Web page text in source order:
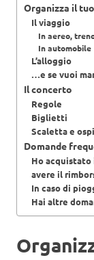
Organizza il
Il viaggio
In aereo,
In automobile
L’alloggio
…e se vuoi
Il concerto
Regole
Biglietti
Scaletta e
Domande
Ho acquistato
avere il
In caso di
Hai altre